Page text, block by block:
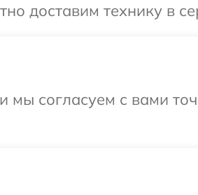
доставим технику в
мы согласуем с вами